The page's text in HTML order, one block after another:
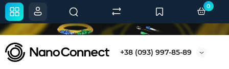
+38 (093) 997-85-89
0